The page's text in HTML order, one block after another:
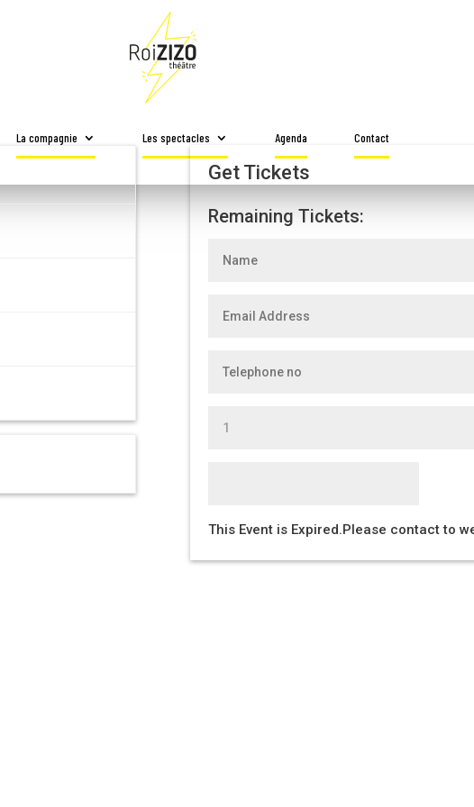
La compagnie Les spectacles Agenda Contact
Get Tickets
Remaining Tickets:
This Event is Expired.Please contact to